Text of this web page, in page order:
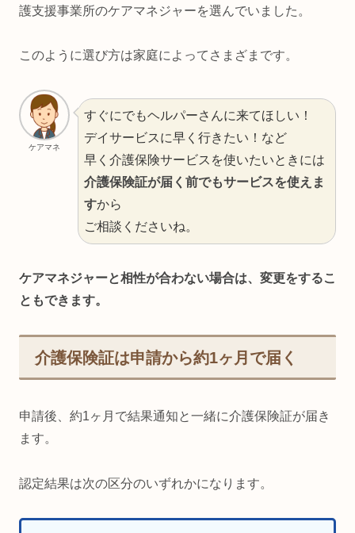
護支援事業所のケアマネジャーを選んでいました。
このように選び方は家庭によってさまざまです。
ケアマネ
すぐにでもヘルパーさんに来てほしい！
デイサービスに早く行きたい！など
早く介護保険サービスを使いたいときには
介護保険証が届く前でもサービスを使えま
すから
ご相談くださいね。
ケアマネジャーと相性が合わない場合は、変更をするこ
ともできます。
介護保険証は申請から約1ヶ月で届く
申請後、約1ヶ月で結果通知と一緒に介護保険証が届き
ます。
認定結果は次の区分のいずれかになります。